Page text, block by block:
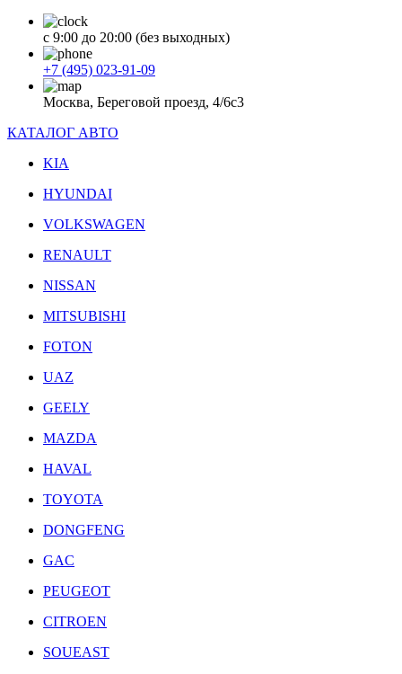
с 9:00 до 20:00 (без выходных)
+7 (495) 023-91-09
Москва, Береговой проезд, 4/6с3
КАТАЛОГ АВТО
KIA
HYUNDAI
VOLKSWAGEN
RENAULT
NISSAN
MITSUBISHI
FOTON
UAZ
GEELY
MAZDA
HAVAL
TOYOTA
DONGFENG
GAC
PEUGEOT
CITROEN
SOUEAST